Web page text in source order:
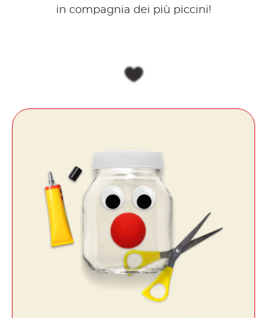
in compagnia dei più piccini!